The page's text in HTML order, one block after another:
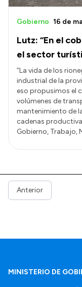
Lutz: “En el
el sector
Gobierno 16 de
“La vida de los
industrial de la
eso propusimos el
volúmenes de
mantenimiento de
cadenas
Gobierno, Trabajo,
Anterior
MINISTERIO DE